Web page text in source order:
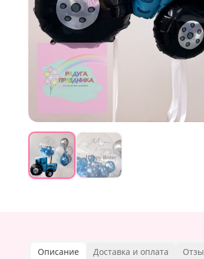
Описание Доставка и оплата